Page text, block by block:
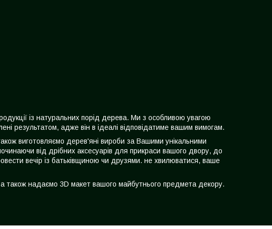
із натуральних порід дерева. Ми з особливою увагою
результатом, адже він в ідеалі відповідатиме вашим вимогам.
виготовляємо дерев'яні вироби за Вашими унікальними
від дрібних аксесуарів для прикраси вашого двору, до
вечір із батьківщиною чи друзями. не хвилюватися, ваше
також надаємо 3D макет вашого майбутнього предмета декору.